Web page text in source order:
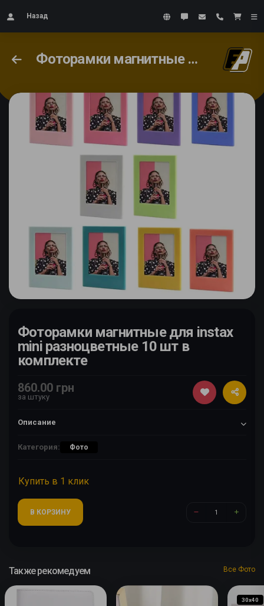
Назад
Фоторамки магнитные для instax mini разноцветные 10 шт в комплекте
Фоторамки магнитные для instax
mini разноцветные 10 шт в
комплекте
860.00 грн
за штуку
Описание
Категория: Фото
Купить в 1 клик
В КОРЗИНУ
Также рекомедуем Все Фото
30х40